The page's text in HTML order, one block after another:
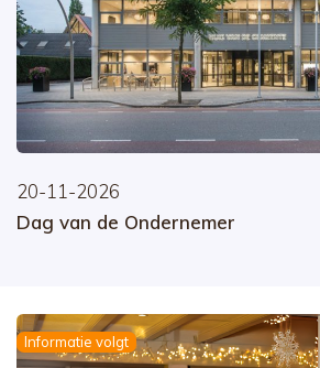
20-11-2026
Dag van de Ondernemer
Informatie volgt